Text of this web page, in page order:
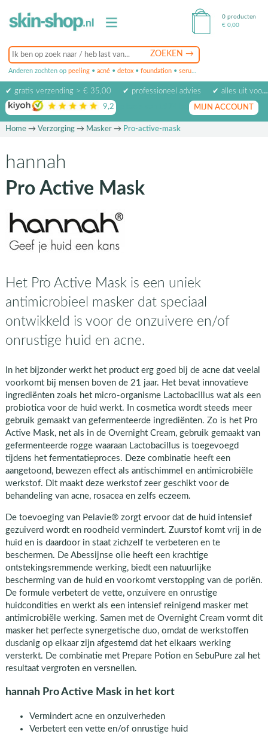
Anderen zochten op peeling • acné • detox • foundation • serum
0 producten
€ 0,00
✔ gratis verzending > € 35,00 ✔ professioneel advies
✔ alles uit voorraad leverbaar
9,2 op basis van beoordelingen
MIJN ACCOUNT
Home→ Verzorging→ Masker→ Pro-active-mask
hannah
Pro Active Mask
Het Pro Active Mask is een uniek
antimicrobieel masker dat speciaal
ontwikkeld is voor de onzuivere en/of
onrustige huid en acne.
In het bijzonder werkt het product erg goed bij de acne dat veelal
voorkomt bij mensen boven de 21 jaar. Het bevat innovatieve
ingrediënten zoals het micro-organisme Lactobacillus wat als een
probiotica voor de huid werkt. In cosmetica wordt steeds meer
gebruik gemaakt van gefermenteerde ingrediënten. Zo is het Pro
Active Mask, net als in de Overnight Cream, gebruik gemaakt van
gefermenteerde rogge waaraan Lactobacillus is toegevoegd
tijdens het fermentatieproces. Deze combinatie heeft een
aangetoond, bewezen effect als antischimmel en antimicrobiële
werkstof. Dit maakt deze werkstof zeer geschikt voor de
behandeling van acne, rosacea en zelfs eczeem.
De toevoeging van Pelavie® zorgt ervoor dat de huid intensief
gezuiverd wordt en roodheid vermindert. Zuurstof komt vrij in de
huid en is daardoor in staat zichzelf te verbeteren en te
beschermen. De Abessijnse olie heeft een krachtige
ontstekingsremmende werking, biedt een natuurlijke
bescherming van de huid en voorkomt verstopping van de poriën.
De formule verbetert de vette, onzuivere en onrustige
huidcondities en werkt als een intensief reinigend masker met
antimicrobiële werking. Samen met de Overnight Cream vormt dit
masker het perfecte synergetische duo, omdat de werkstoffen
dusdanig op elkaar zijn afgestemd dat het elkaars werking
versterkt. De combinatie met Prepare Potion en SebuPure zal het
resultaat vergroten en versnellen.
hannah Pro Active Mask in het kort
Vermindert acne en onzuiverheden
Verbetert een vette en/of onrustige huid